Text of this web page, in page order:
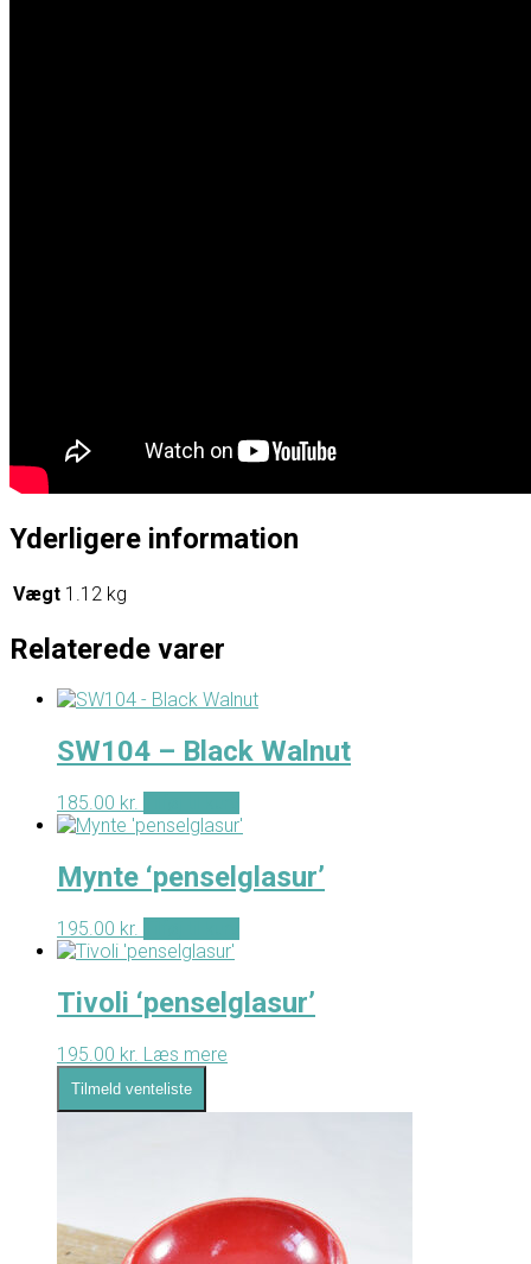
Yderligere information
Vægt 1.12 kg
Relaterede varer
SW104 – Black Walnut
185.00 kr.
Mynte ‘penselglasur’
195.00 kr.
Tivoli ‘penselglasur’
195.00 kr. Læs mere
Tilmeld venteliste